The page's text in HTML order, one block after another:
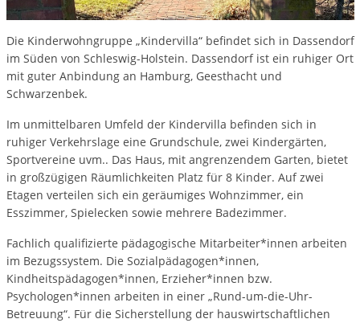
Die Kinderwohngruppe „Kindervilla“ befindet sich in Dassendorf
im Süden von Schleswig-Holstein. Dassendorf ist ein ruhiger Ort
mit guter Anbindung an Hamburg, Geesthacht und
Schwarzenbek.
Im unmittelbaren Umfeld der Kindervilla befinden sich in
ruhiger Verkehrslage eine Grundschule, zwei Kindergärten,
Sportvereine uvm.. Das Haus, mit angrenzendem Garten, bietet
in großzügigen Räumlichkeiten Platz für 8 Kinder. Auf zwei
Etagen verteilen sich ein geräumiges Wohnzimmer, ein
Esszimmer, Spielecken sowie mehrere Badezimmer.
Fachlich qualifizierte pädagogische Mitarbeiter*innen arbeiten
im Bezugssystem. Die Sozialpädagogen*innen,
Kindheitspädagogen*innen, Erzieher*innen bzw.
Psychologen*innen arbeiten in einer „Rund-um-die-Uhr-
Betreuung“. Für die Sicherstellung der hauswirtschaftlichen